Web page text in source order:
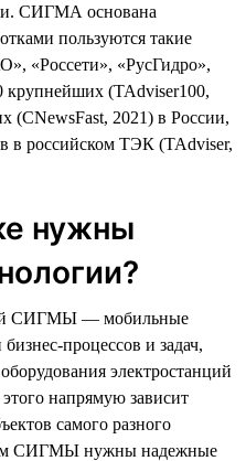
СИГМА основана
пользуются такие
«Россети», «РусГидро»,
(TAdviser100,
(CNewsFast, 2021) в России,
в российском ТЭК (TAdviser,
нужны
СИГМЫ — мобильные
процессов и задач,
электростанций
напрямую зависит
самого разного
СИГМЫ нужны надежные